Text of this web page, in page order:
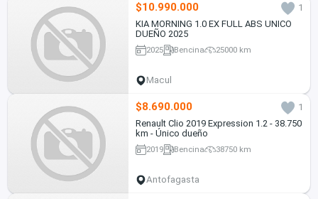
$10.990.000
1
KIA MORNING 1.0 EX FULL ABS UNICO
DUEÑO 2025
2025 Bencina 25000 km
Macul
$8.690.000
1
Renault Clio 2019 Expression 1.2 - 38.750
km - Único dueño
2019 Bencina 38750 km
Antofagasta